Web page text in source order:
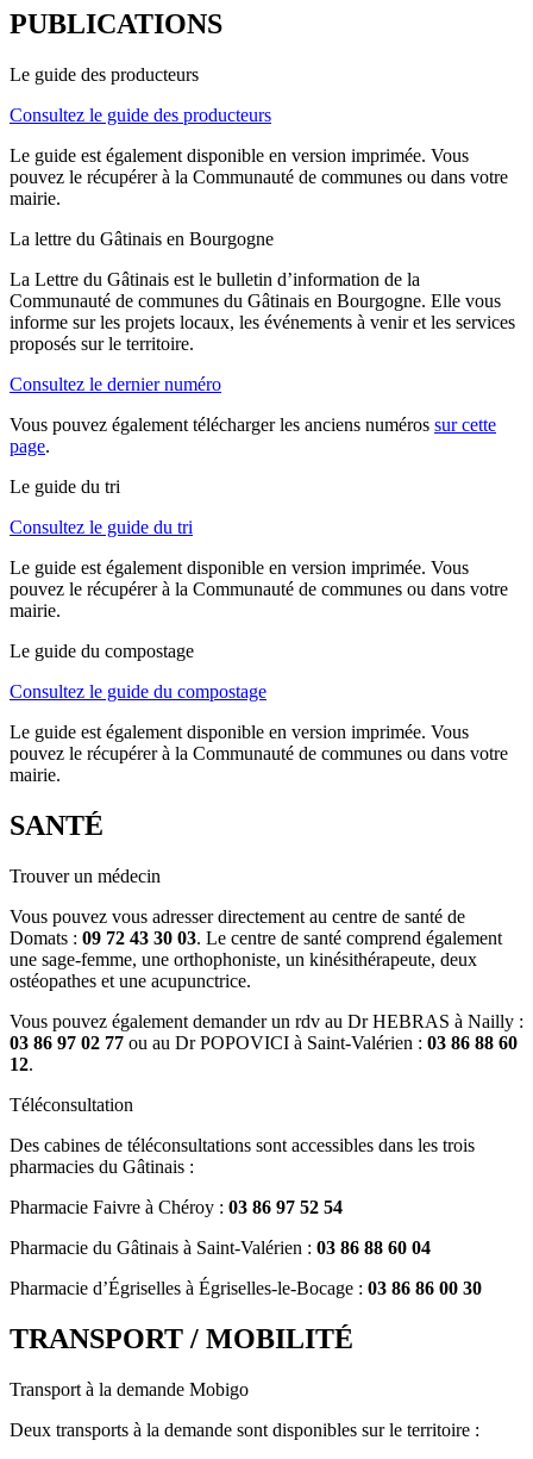
PUBLICATIONS
Le guide des producteurs
Consultez le guide des producteurs
Le guide est également disponible en version imprimée. Vous
pouvez le récupérer à la Communauté de communes ou dans votre
mairie.
La lettre du Gâtinais en Bourgogne
La Lettre du Gâtinais est le bulletin d’information de la
Communauté de communes du Gâtinais en Bourgogne. Elle vous
informe sur les projets locaux, les événements à venir et les services
proposés sur le territoire.
Consultez le dernier numéro
Vous pouvez également télécharger les anciens numéros sur cette
page.
Le guide du tri
Consultez le guide du tri
Le guide est également disponible en version imprimée. Vous
pouvez le récupérer à la Communauté de communes ou dans votre
mairie.
Le guide du compostage
Consultez le guide du compostage
Le guide est également disponible en version imprimée. Vous
pouvez le récupérer à la Communauté de communes ou dans votre
mairie.
SANTÉ
Trouver un médecin
Vous pouvez vous adresser directement au centre de santé de
Domats : 09 72 43 30 03. Le centre de santé comprend également
une sage-femme, une orthophoniste, un kinésithérapeute, deux
ostéopathes et une acupunctrice.
Vous pouvez également demander un rdv au Dr HEBRAS à Nailly :
03 86 97 02 77 ou au Dr POPOVICI à Saint-Valérien : 03 86 88 60
12.
Téléconsultation
Des cabines de téléconsultations sont accessibles dans les trois
pharmacies du Gâtinais :
Pharmacie Faivre à Chéroy : 03 86 97 52 54
Pharmacie du Gâtinais à Saint-Valérien : 03 86 88 60 04
Pharmacie d’Égriselles à Égriselles-le-Bocage : 03 86 86 00 30
TRANSPORT / MOBILITÉ
Transport à la demande Mobigo
Deux transports à la demande sont disponibles sur le territoire :